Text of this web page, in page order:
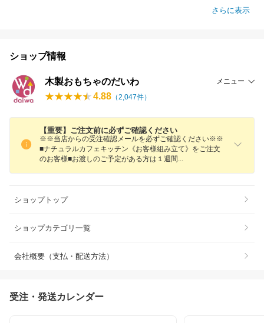
さらに表示
ショップ情報
木製おもちゃのだいわ メニュー
4.88 （2,047件）
【重要】ご注文前に必ずご確認ください
※※当店からの受注確認メールを必ずご確認ください※※
■ナチュラルカフェキッチン《お客様組み立て》をご注文
のお客様■お渡しのご予定がある方は１週間
ショップトップ
ショップカテゴリ一覧
会社概要（支払・配送方法）
受注・発送カレンダー